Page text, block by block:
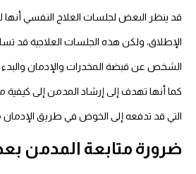
قد ينظر البعض لجلسات العلاج النفسي أنها
الإطلاق، ولكن هذه الجلسات العلاجية قد تساعد
الشخص عن قبضة المخدرات والإدمان والبدء في
كما أنها تهدف إلى إرشاد المدمن إلى كيفية
التي قد تدفعه إلى الخوض في طريق الإدمان من
ضرورة متابعة المدمن بعد